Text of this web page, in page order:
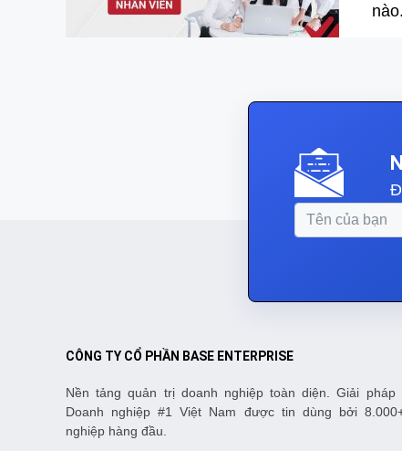
nào.
CÔNG TY CỔ PHẦN BASE ENTERPRISE
Nền tảng quản trị doanh nghiệp toàn diện. Giải pháp
Doanh nghiệp #1 Việt Nam được tin dùng bởi
nghiệp hàng đầu.